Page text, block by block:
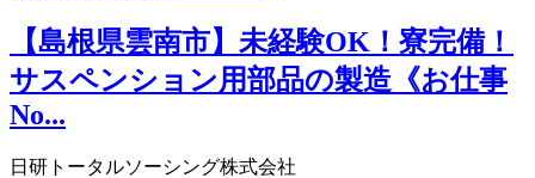
【島根県雲南市】未経験OK！寮完備！
サスペンション用部品の製造《お仕事
No...
日研トータルソーシング株式会社